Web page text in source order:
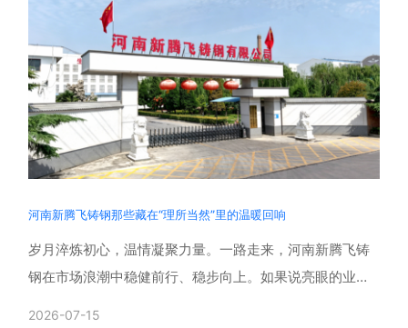
河南新腾飞铸钢那些藏在“理所当然”里的温暖回响
岁月淬炼初心，温情凝聚力量。一路走来，河南新腾飞铸
钢在市场浪潮中稳健前行、稳步向上。如果说亮眼的业绩
2026-07-15